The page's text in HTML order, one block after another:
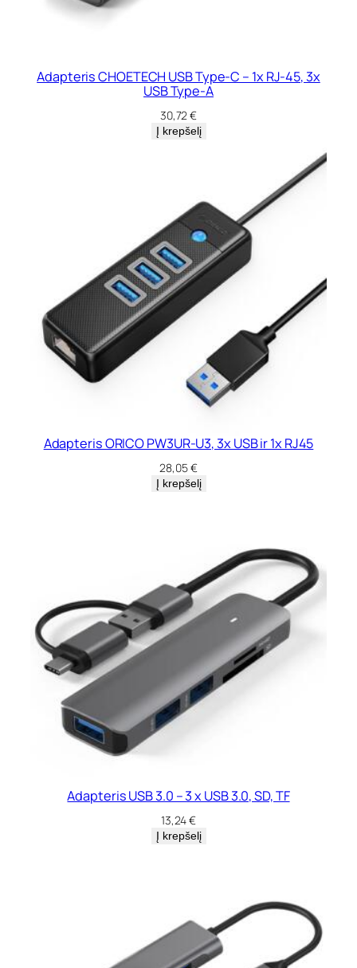
Adapteris CHOETECH USB Type-C – 1x RJ-45, 3x
USB Type-A
30,72€
Į krepšelį
Adapteris ORICO PW3UR-U3, 3x USB ir 1x RJ45
28,05€
Į krepšelį
Adapteris USB 3.0 – 3 x USB 3.0, SD, TF
13,24€
Į krepšelį